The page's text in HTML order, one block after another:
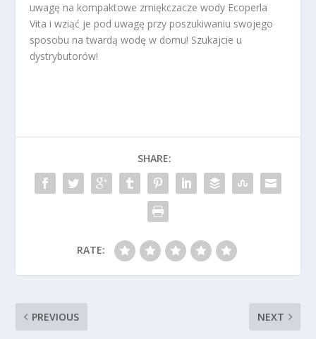
uwagę na kompaktowe zmiękczacze wody Ecoperla
Vita i wziąć je pod uwagę przy poszukiwaniu swojego
sposobu na twardą wodę w domu! Szukajcie u
dystrybutorów!
SHARE:
RATE:
PREVIOUS NEXT